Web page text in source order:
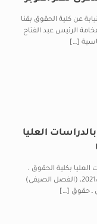
عن كلية الحقوق بقنا
الرئيس عبد الفتاح
[…]
بالدراسات العليا
5/ 10/ 2022م ، الدراسات العليا بكلية الحقوق ،
امتحانات الدور الثاني للعام الدراسي الحالي 2021/2022، (الفصل الصيفى)
ـ حقوق […]